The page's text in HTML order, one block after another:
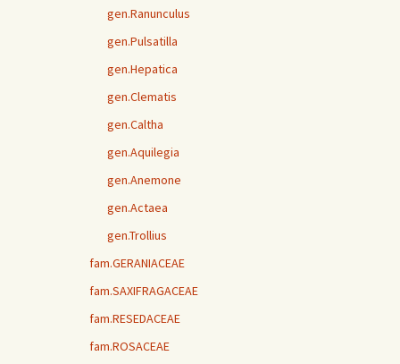
gen.Ranunculus
gen.Pulsatilla
gen.Hepatica
gen.Clematis
gen.Caltha
gen.Aquilegia
gen.Anemone
gen.Actaea
gen.Trollius
fam.GERANIACEAE
fam.SAXIFRAGACEAE
fam.RESEDACEAE
fam.ROSACEAE